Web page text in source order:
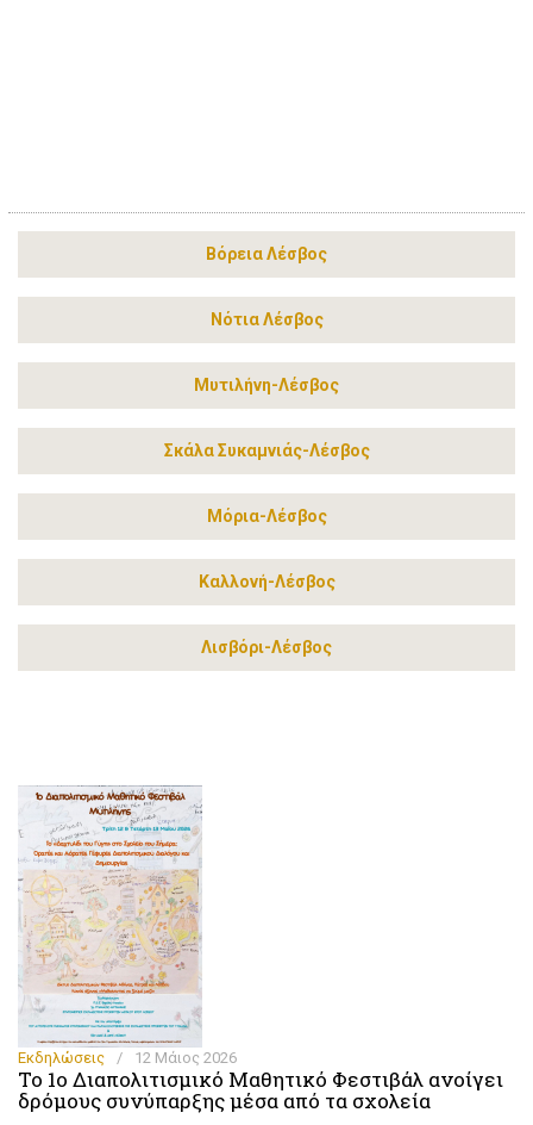
Βόρεια Λέσβος
Νότια Λέσβος
Μυτιλήνη-Λέσβος
Σκάλα Συκαμνιάς-Λέσβος
Μόρια-Λέσβος
Καλλονή-Λέσβος
Λισβόρι-Λέσβος
Εκδηλώσεις / 12 Μάιος 2026
Το 1ο Διαπολιτισμικό Μαθητικό Φεστιβάλ ανοίγει
δρόμους συνύπαρξης μέσα από τα σχολεία